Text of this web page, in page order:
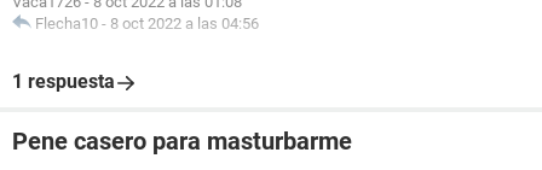
Flecha10 - 8 oct 2022 a las 04:56
1 respuesta
Pene casero para masturbarme